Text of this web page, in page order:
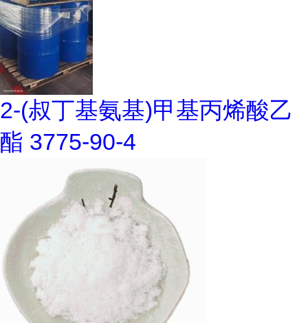
2-(叔丁基氨基)甲基丙烯酸乙
酯 3775-90-4